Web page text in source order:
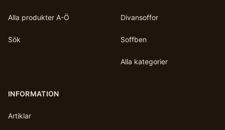
Alla produkter A-Ö
Sök
Divansoffor
Soffben
Alla kategorier
INFORMATION
Artiklar